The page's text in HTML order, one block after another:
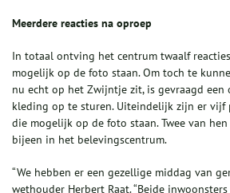
Meerdere reacties na oproep
In totaal ontving het centrum twaalf
mogelijk op de foto staan. Om toch te
nu echt op het Zwijntje zit, is gevraagd een
kleding op te sturen. Uiteindelijk zijn er vijf
die mogelijk op de foto staan. Twee van
bijeen in het belevingscentrum.
“We hebben er een gezellige middag van
wethouder Herbert Raat. “Beide